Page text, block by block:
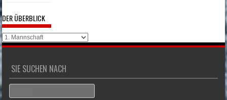
DER ÜBERBLICK
Der
Überblick
SIE SUCHEN NACH